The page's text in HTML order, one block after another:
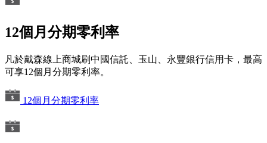
12個月分期零利率
凡於戴森線上商城刷中國信託、玉山、永豐銀行信用卡，最高
可享12個月分期零利率。
12個月分期零利率